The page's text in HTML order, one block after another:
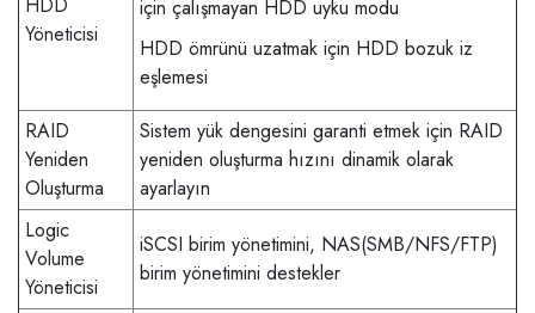
Yöneticisi
için çalışmayan HDD uyku modu
HDD ömrünü uzatmak için HDD bozuk iz
eşlemesi
RAID
Yeniden
Oluşturma
Sistem yük dengesini garanti etmek için RAID
yeniden oluşturma hızını dinamik olarak
ayarlayın
Logic
Volume
Yöneticisi
iSCSI birim yönetimini, NAS(SMB/NFS/FTP)
birim yönetimini destekler